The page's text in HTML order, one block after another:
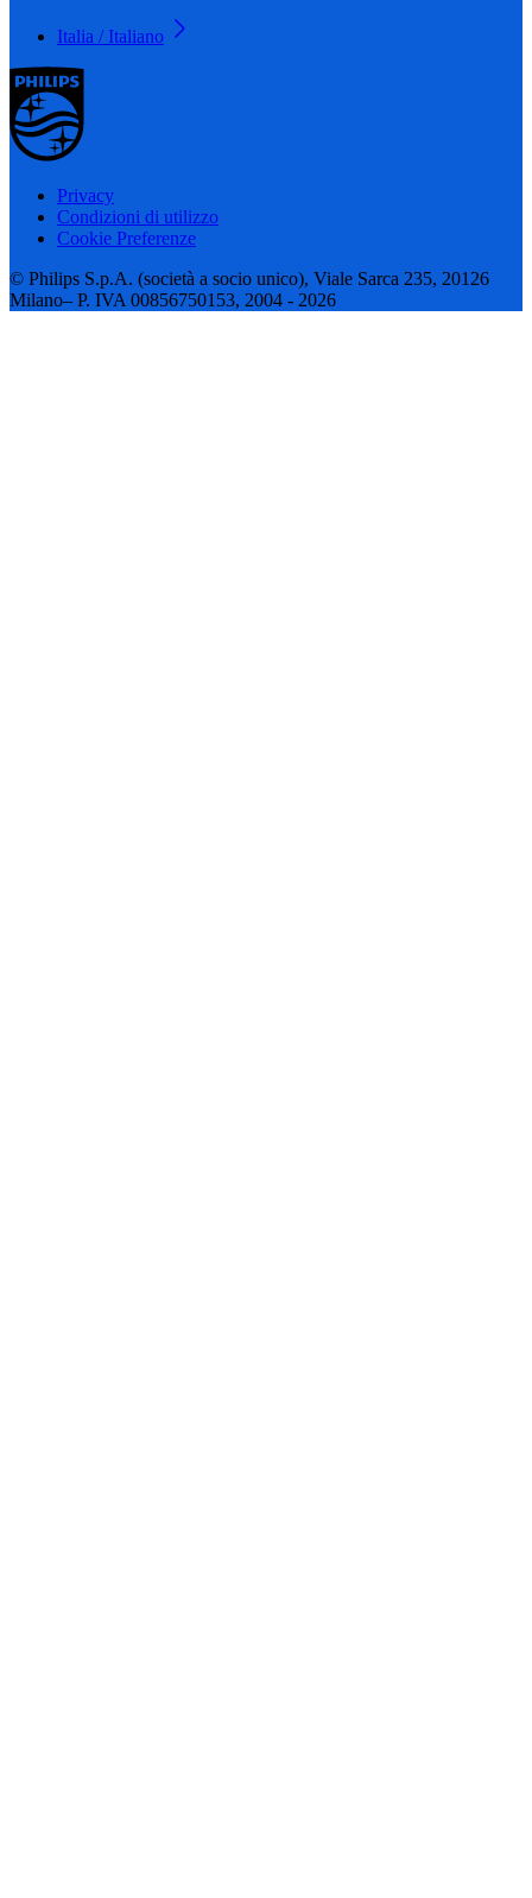
Italia / Italiano
Privacy
Condizioni di utilizzo
Cookie Preferenze
© Philips S.p.A. (società a socio unico), Viale Sarca 235, 20126
Milano– P. IVA 00856750153, 2004 - 2026